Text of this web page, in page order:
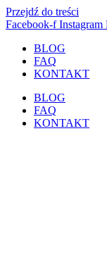
Przejdź do treści
Facebook-f Instagram
BLOG
FAQ
KONTAKT
BLOG
FAQ
KONTAKT